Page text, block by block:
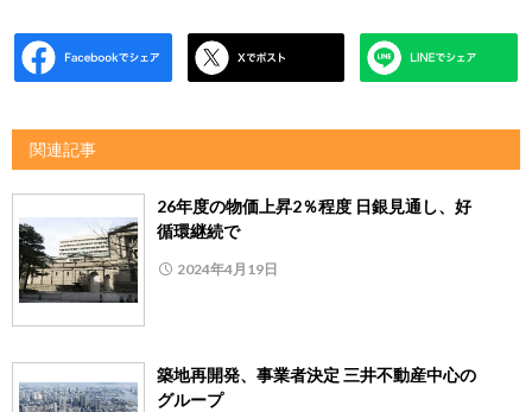
関連記事
26年度の物価上昇2％程度 日銀見通し、好
循環継続で
2024年4月19日
築地再開発、事業者決定 三井不動産中心の
グループ